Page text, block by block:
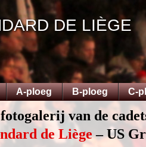
DE LIÈGE
A-ploeg B-ploeg C-
van de
de Liège– US